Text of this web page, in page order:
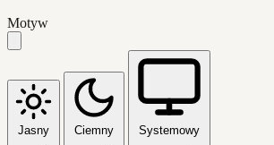
Motyw
Jasny Ciemny Systemowy